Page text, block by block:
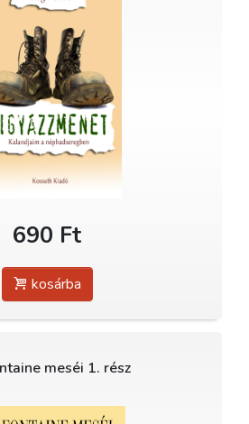
690 Ft
kosárba
meséi 1. rész